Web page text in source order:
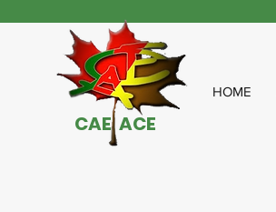
CAE ACE
HOME